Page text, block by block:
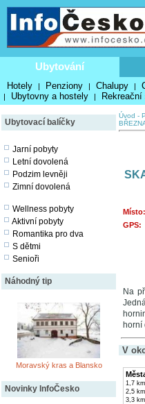
Ubytování
Hotely | Penziony | Chalupy |
| Ubytovny a hostely |
Ubytovací balíčky
Jarní pobyty
Letní dovolená
Podzim levněji
Zimní dovolená
Wellness pobyty
Aktivní pobyty
Romantika pro dva
S dětmi
Senioři
Náhodný tip
Moravský kras a Blansko
Novinky InfoČesko
Úvod -
Místo:
GPS:
Na
horní
V
1,7 km
2,5 km
3,3 km